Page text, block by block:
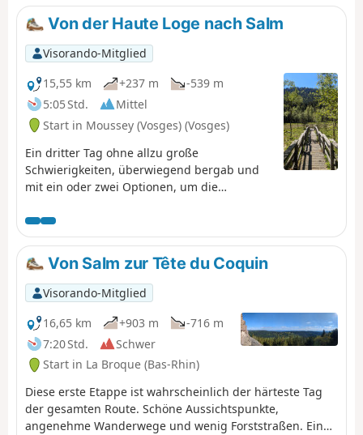
Von der Haute Loge nach Salm
Visorando-Mitglied
15,55 km
+237 m
-539 m
5:05 Std.
Mittel
Start in Moussey (Vosges) (Vosges)
Ein dritter Tag ohne allzu große
Schwierigkeiten, überwiegend bergab und
mit ein oder zwei Optionen, um die
Von Salm zur Tête du Coquin
Visorando-Mitglied
16,65 km
+903 m
-716 m
7:20 Std.
Schwer
Start in La Broque (Bas-Rhin)
Diese erste Etappe ist wahrscheinlich der härteste Tag
der gesamten Route. Schöne Aussichtspunkte,
angenehme Wanderwege und wenig Forststraßen. Ein